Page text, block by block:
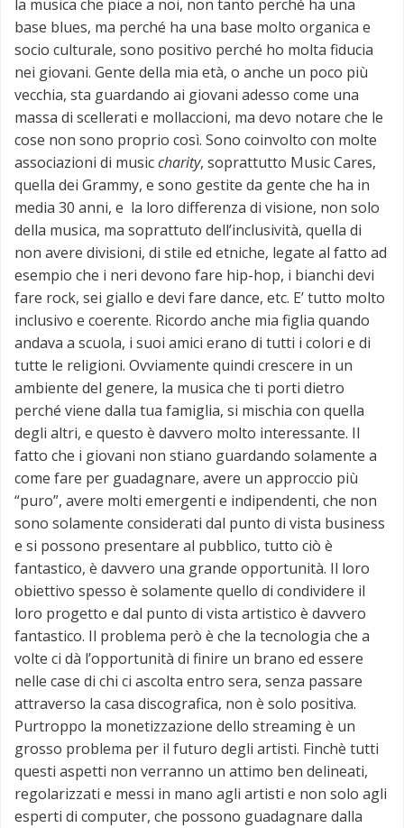
la musica che piace a noi, non tanto perché ha una
base blues, ma perché ha una base molto organica e
socio culturale, sono positivo perché ho molta fiducia
nei giovani. Gente della mia età, o anche un poco più
vecchia, sta guardando ai giovani adesso come una
massa di scellerati e mollaccioni, ma devo notare che le
cose non sono proprio così. Sono coinvolto con molte
associazioni di musiccharity, soprattutto Music Cares,
quella dei Grammy, e sono gestite da gente che ha in
media 30 anni, e la loro differenza di visione, non solo
della musica, ma soprattuto dell’inclusività, quella di
non avere divisioni, di stile ed etniche, legate al fatto ad
esempio che i neri devono fare hip-hop, i bianchi devi
fare rock, sei giallo e devi fare dance, etc. E’ tutto molto
inclusivo e coerente. Ricordo anche mia figlia quando
andava a scuola, i suoi amici erano di tutti i colori e di
tutte le religioni. Ovviamente quindi crescere in un
ambiente del genere, la musica che ti porti dietro
perché viene dalla tua famiglia, si mischia con quella
degli altri, e questo è davvero molto interessante. Il
fatto che i giovani non stiano guardando solamente a
come fare per guadagnare, avere un approccio più
“puro”, avere molti emergenti e indipendenti, che non
sono solamente considerati dal punto di vista business
e si possono presentare al pubblico, tutto ciò è
fantastico, è davvero una grande opportunità. Il loro
obiettivo spesso è solamente quello di condividere il
loro progetto e dal punto di vista artistico è davvero
fantastico. Il problema però è che la tecnologia che a
volte ci dà l’opportunità di finire un brano ed essere
nelle case di chi ci ascolta entro sera, senza passare
attraverso la casa discografica, non è solo positiva.
Purtroppo la monetizzazione dello streaming è un
grosso problema per il futuro degli artisti. Finchè tutti
questi aspetti non verranno un attimo ben delineati,
regolarizzati e messi in mano agli artisti e non solo agli
esperti di computer, che possono guadagnare dalla